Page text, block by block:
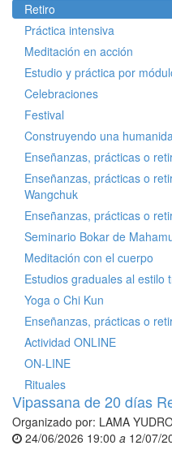
Retiro
Práctica intensiva
Meditación en acción
Estudio y práctica por
Celebraciones
Festival
Construyendo una
Enseñanzas, prácticas o
Enseñanzas, prácticas o
Wangchuk
Enseñanzas, prácticas o
Seminario Bokar de
Meditación con el cuerpo
Estudios graduales al estilo
Yoga o Chi Kun
Enseñanzas, prácticas o
Actividad ONLINE
ON-LINE
Rituales
Vipassana de 20 días
Organizado por: LAMA
24/06/2026 19:00 a 12/07/